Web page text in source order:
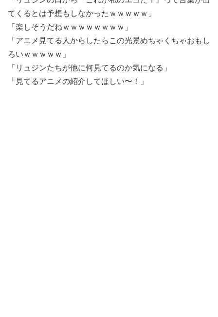
てくるとは予想もしなかったｗｗｗｗｗ」
「楽しそうだねｗｗｗｗｗｗｗｗ」
「アニメ見てる人からしたらこの光景めちゃくちゃおもし
ろいｗｗｗｗｗ」
「リュジンたちが他に何見てるのか気になる」
「見てるアニメの紹介してほしい〜！」